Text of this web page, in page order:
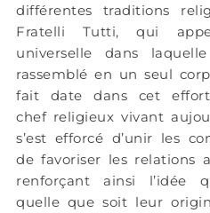
différentes traditions
Fratelli Tutti, qui
universelle dans
rassemblé en un seul
fait date dans cet
chef religieux vivant
s’est efforcé d’unir les
de favoriser les relations
renforçant ainsi l’idée
quelle que soit leur